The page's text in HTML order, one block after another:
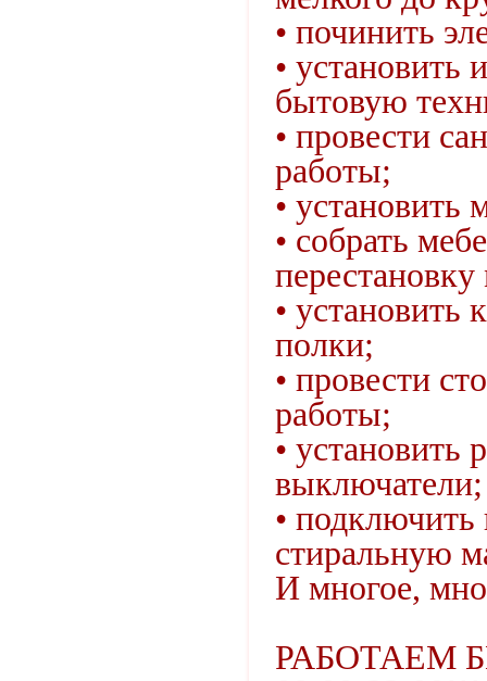
• починить
• установить
бытовую
• провести
работы;
• установить
• собрать
• установить
полки;
• провести
работы;
• установить
выключатели;
•
стиральную
И многое,
РАБОТАЕМ